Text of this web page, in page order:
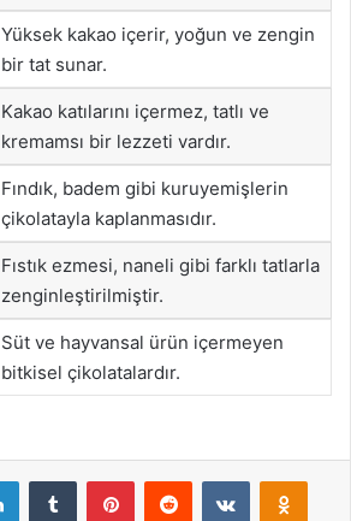
Yüksek kakao içerir, yoğun ve zengin
bir tat sunar.
Kakao katılarını içermez, tatlı ve
kremamsı bir lezzeti vardır.
Fındık, badem gibi kuruyemişlerin
çikolatayla kaplanmasıdır.
Fıstık ezmesi, naneli gibi farklı tatlarla
zenginleştirilmiştir.
Süt ve hayvansal ürün içermeyen
bitkisel çikolatalardır.
LinkedInTumblr PinterestReddit VKontakte